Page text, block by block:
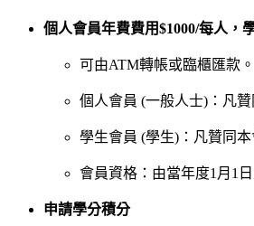
個人會員年費費用$1000/每人，
可由ATM轉帳或臨櫃匯款。
個人會員 (一般人士)：凡
學生會員 (學生)：凡贊同
會員資格：由當年度1月1日
申請學分積分